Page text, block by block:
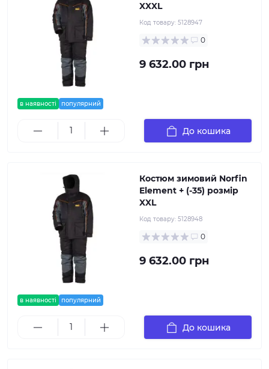
в наявності популярний
XXXL
Код товару: 5128947
0
9 632.00 грн
До кошика
в наявності популярний
Костюм зимовий Norfin
Element + (-35) розмір
XXL
Код товару: 5128948
0
9 632.00 грн
До кошика